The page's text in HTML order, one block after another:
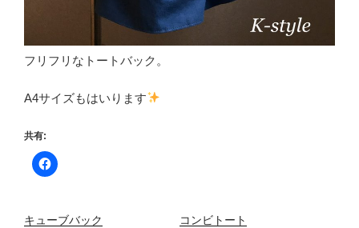
フリフリなトートバック。
A4サイズもはいります
共有:
キューブバック
コンビトート